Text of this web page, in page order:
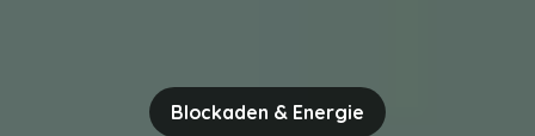
Blockaden & Energie